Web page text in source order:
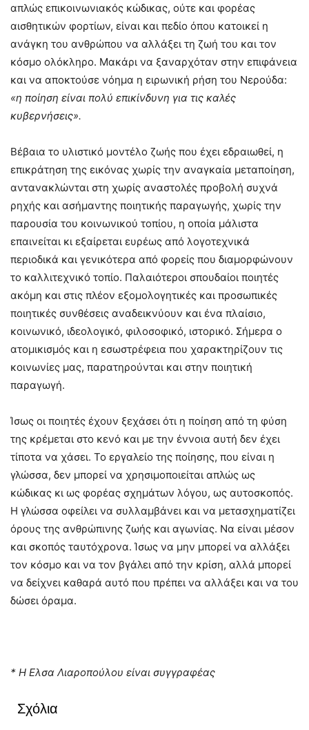
απλώς επικοινωνιακός κώδικας, ούτε και φορέας
αισθητικών φορτίων, είναι και πεδίο όπου κατοικεί η
ανάγκη του ανθρώπου να αλλάξει τη ζωή του και τον
κόσμο ολόκληρο. Μακάρι να ξαναρχόταν στην επιφάνεια
και να αποκτούσε νόημα η ειρωνική ρήση του Νερούδα:
«η ποίηση είναι πολύ επικίνδυνη για τις καλές
κυβερνήσεις».
Βέβαια το υλιστικό μοντέλο ζωής που έχει εδραιωθεί, η
επικράτηση της εικόνας χωρίς την αναγκαία μεταποίηση,
αντανακλώνται στη χωρίς αναστολές προβολή συχνά
ρηχής και ασήμαντης ποιητικής παραγωγής, χωρίς την
παρουσία του κοινωνικού τοπίου, η οποία μάλιστα
επαινείται κι εξαίρεται ευρέως από λογοτεχνικά
περιοδικά και γενικότερα από φορείς που διαμορφώνουν
το καλλιτεχνικό τοπίο. Παλαιότεροι σπουδαίοι ποιητές
ακόμη και στις πλέον εξομολογητικές και προσωπικές
ποιητικές συνθέσεις αναδεικνύουν και ένα πλαίσιο,
κοινωνικό, ιδεολογικό, φιλοσοφικό, ιστορικό. Σήμερα ο
ατομικισμός και η εσωστρέφεια που χαρακτηρίζουν τις
κοινωνίες μας, παρατηρούνται και στην ποιητική
παραγωγή.
Ίσως οι ποιητές έχουν ξεχάσει ότι η ποίηση από τη φύση
της κρέμεται στο κενό και με την έννοια αυτή δεν έχει
τίποτα να χάσει. Το εργαλείο της ποίησης, που είναι η
γλώσσα, δεν μπορεί να χρησιμοποιείται απλώς ως
κώδικας κι ως φορέας σχημάτων λόγου, ως αυτοσκοπός.
Η γλώσσα οφείλει να συλλαμβάνει και να μετασχηματίζει
όρους της ανθρώπινης ζωής και αγωνίας. Να είναι μέσον
και σκοπός ταυτόχρονα. Ίσως να μην μπορεί να αλλάξει
τον κόσμο και να τον βγάλει από την κρίση, αλλά μπορεί
να δείχνει καθαρά αυτό που πρέπει να αλλάξει και να του
δώσει όραμα.
* Η Ελσα Λιαροπούλου είναι συγγραφέας
Σχόλια